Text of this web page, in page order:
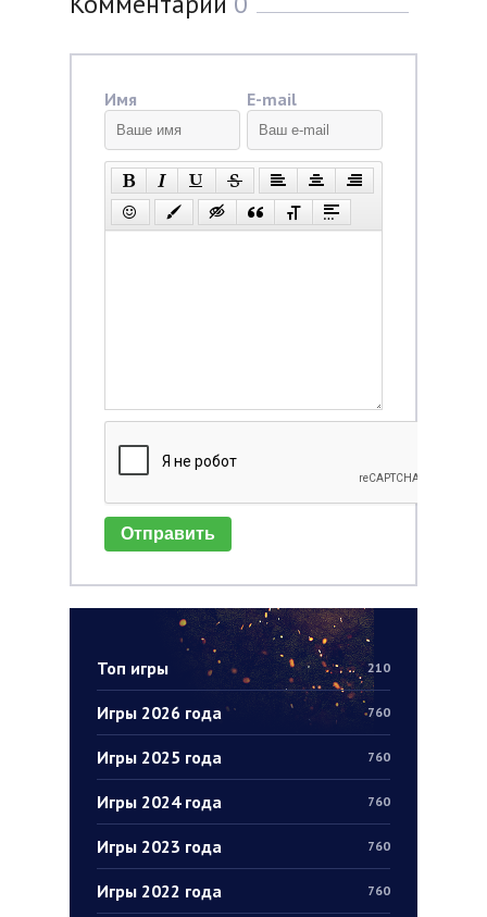
Топ игры 210
Игры 2026 года 760
Игры 2025 года 760
Игры 2024 года 760
Игры 2023 года 760
Игры 2022 года 760
Имя E-mail
Отправить